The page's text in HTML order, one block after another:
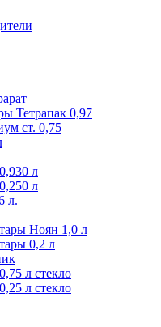
Тетрапак 0,97
ст. 0,75
л
л
л.
Ноян 1,0 л
0,2 л
л стекло
л стекло